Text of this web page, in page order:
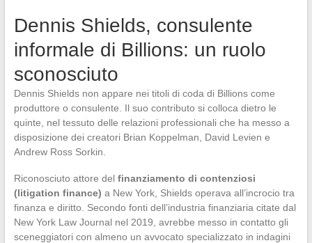
Dennis Shields, consulente
informale di Billions: un ruolo
sconosciuto
Dennis Shields non appare nei titoli di coda di Billions come
produttore o consulente. Il suo contributo si colloca dietro le
quinte, nel tessuto delle relazioni professionali che ha messo a
disposizione dei creatori Brian Koppelman, David Levien e
Andrew Ross Sorkin.
Riconosciuto attore del finanziamento di contenziosi
(litigation finance) a New York, Shields operava all’incrocio tra
finanza e diritto. Secondo fonti dell’industria finanziaria citate dal
New York Law Journal nel 2019, avrebbe messo in contatto gli
sceneggiatori con almeno un avvocato specializzato in indagini